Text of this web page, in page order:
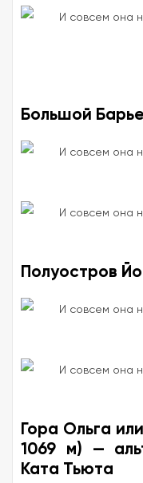
Большой
Полуостров
Гора Ольга
1069 м) —
Ката Тьюта